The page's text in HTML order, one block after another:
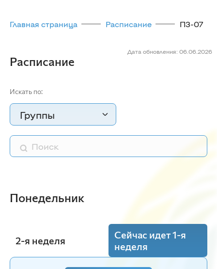
Главная страница Расписание П3-07
Дата обновления: 06.06.2026
Расписание
Искать по:
Группы
Понедельник
2-я неделя
Сейчас идет 1-я
неделя